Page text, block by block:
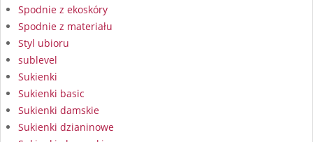
Spodnie z ekoskóry
Spodnie z materiału
Styl ubioru
sublevel
Sukienki
Sukienki basic
Sukienki damskie
Sukienki dzianinowe